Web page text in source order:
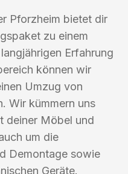
Pforzheim bietet dir
zu einem
Erfahrung
können wir
Umzug von
Wir kümmern uns
deiner Möbel und
um die
Demontage sowie
Geräte.